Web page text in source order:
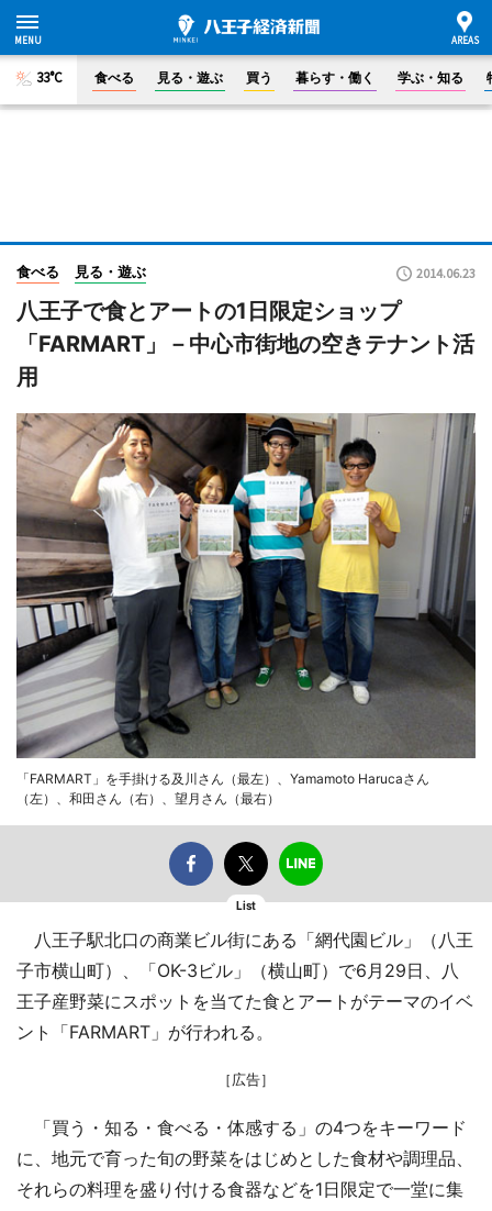
33°C 食べる 見る・遊ぶ 買う 暮らす・働く 学ぶ・知る
食べる 見る・遊ぶ 2014.06.23
八王子で食とアートの1日限定ショップ
「FARMART」－中心市街地の空きテナント活
用
「FARMART」を手掛ける及川さん（最左）、Yamamoto Harucaさん
（左）、和田さん（右）、望月さん（最右）
List
八王子駅北口の商業ビル街にある「網代園ビル」（八王
子市横山町）、「OK-3ビル」（横山町）で6月29日、八
王子産野菜にスポットを当てた食とアートがテーマのイベ
ント「FARMART」が行われる。
［広告］
「買う・知る・食べる・体感する」の4つをキーワード
に、地元で育った旬の野菜をはじめとした食材や調理品、
それらの料理を盛り付ける食器などを1日限定で一堂に集